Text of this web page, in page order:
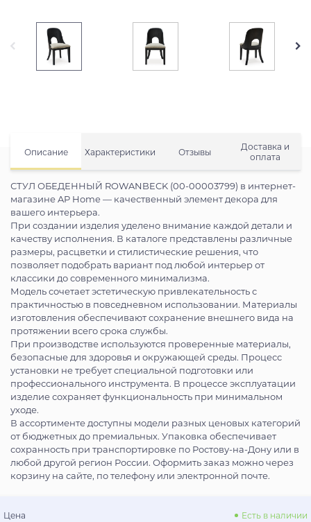
Описание Характеристики Отзывы
Доставка и
оплата
СТУЛ ОБЕДЕННЫЙ ROWANBECK (00-00003799) в интернет-
магазине AP Home — качественный элемент декора для
вашего интерьера.
При создании изделия уделено внимание каждой детали и
качеству исполнения. В каталоге представлены различные
размеры, расцветки и стилистические решения, что
позволяет подобрать вариант под любой интерьер от
классики до современного минимализма.
Модель сочетает эстетическую привлекательность с
практичностью в повседневном использовании. Материалы
изготовления обеспечивают сохранение внешнего вида на
протяжении всего срока службы.
При производстве используются проверенные материалы,
безопасные для здоровья и окружающей среды. Процесс
установки не требует специальной подготовки или
профессионального инструмента. В процессе эксплуатации
изделие сохраняет функциональность при минимальном
уходе.
В ассортименте доступны модели разных ценовых категорий
от бюджетных до премиальных. Упаковка обеспечивает
сохранность при транспортировке по Ростову-на-Дону или в
любой другой регион России. Оформить заказ можно через
корзину на сайте, по телефону или электронной почте.
Цена Есть в наличии